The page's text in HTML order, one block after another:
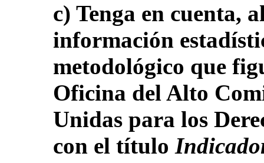
c) Tenga en
información
metodológico que
Oficina del Alto
Unidas para los
con el título